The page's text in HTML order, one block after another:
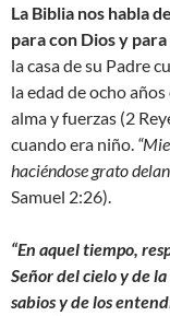
La Biblia nos habla
para con Dios y
la casa de su Padre
la edad de ocho
alma y fuerzas (2
cuando era niño. “
haciéndose grato
Samuel 2:26).
“En aquel tiempo,
Señor del cielo y de
sabios y de los